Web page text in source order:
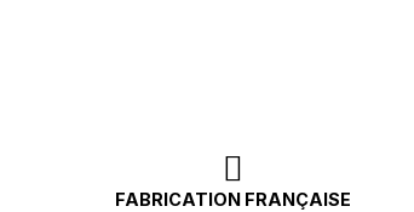
FABRICATION FRANÇAISE